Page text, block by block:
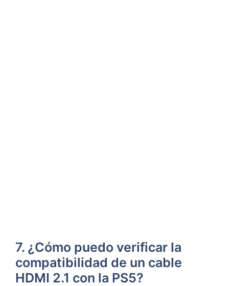
7. ¿Cómo puedo verificar la
compatibilidad de un cable
HDMI 2.1 con la PS5?